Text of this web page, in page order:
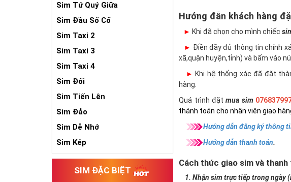
Sim Tứ Quý Giữa
Sim Đầu Số Cổ
Sim Taxi 2
Sim Taxi 3
Sim Taxi 4
Sim Đối
Sim Tiến Lên
Sim Đảo
Sim Dễ Nhớ
Sim Kép
SIM ĐẶC BIỆT
Hướng đẫn khách hàng
► Khi đã chọn cho mình chiếc
► Điền đầy đủ thông tin chính
xã,quận huyện,tỉnh) và bấm váo
► Khi hệ thống xác đã đặt
hàng.
Quá trình đặtmua sim
thánh toán cho nhân viên giao
Hướng dẫn đăng ký thông
Hướng dẫn thanh toán.
Cách thức giao sim và
1. Nhận sim trực tiếp trong ngày